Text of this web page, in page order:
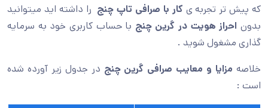
که پیش تر تجربه ی کار با صرافی تاپ چنج را داشته اید میتوانید
بدون احراز هویت در گرین چنج با حساب کاربری خود به سرمایه
گذاری مشغول شوید .
خلاصه مزایا و معایب صرافی گرین چنج در جدول زیر آورده شده
است :